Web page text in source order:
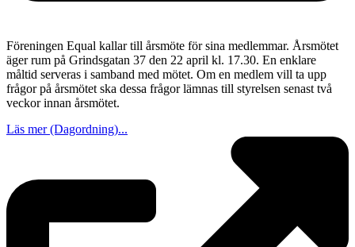
Föreningen Equal kallar till årsmöte för sina medlemmar. Årsmötet
äger rum på Grindsgatan 37 den 22 april kl. 17.30. En enklare
måltid serveras i samband med mötet. Om en medlem vill ta upp
frågor på årsmötet ska dessa frågor lämnas till styrelsen senast två
veckor innan årsmötet.
Läs mer (Dagordning)...